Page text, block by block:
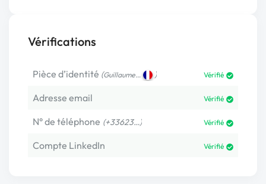
Vérifications
Pièce d’identité (Guillaume… ) Vérifié
Adresse email Vérifié
N° de téléphone (+33623…) Vérifié
Compte LinkedIn Vérifié